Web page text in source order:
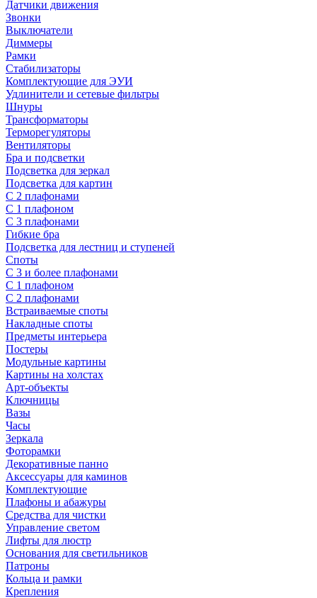
Датчики движения
Звонки
Выключатели
Диммеры
Рамки
Стабилизаторы
Комплектующие для ЭУИ
Удлинители и сетевые фильтры
Шнуры
Трансформаторы
Терморегуляторы
Вентиляторы
Бра и подсветки
Подсветка для зеркал
Подсветка для картин
С 2 плафонами
С 1 плафоном
С 3 плафонами
Гибкие бра
Подсветка для лестниц и ступеней
Споты
С 3 и более плафонами
С 1 плафоном
С 2 плафонами
Встраиваемые споты
Накладные споты
Предметы интерьера
Постеры
Модульные картины
Картины на холстах
Арт-объекты
Ключницы
Вазы
Часы
Зеркала
Фоторамки
Декоративные панно
Аксессуары для каминов
Комплектующие
Плафоны и абажуры
Средства для чистки
Управление светом
Лифты для люстр
Основания для светильников
Патроны
Кольца и рамки
Крепления